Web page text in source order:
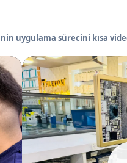
uygulama sürecini kısa